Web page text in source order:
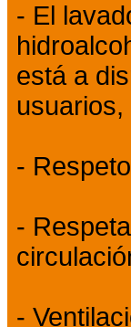
- El
está a
usuarios,
-
-
-